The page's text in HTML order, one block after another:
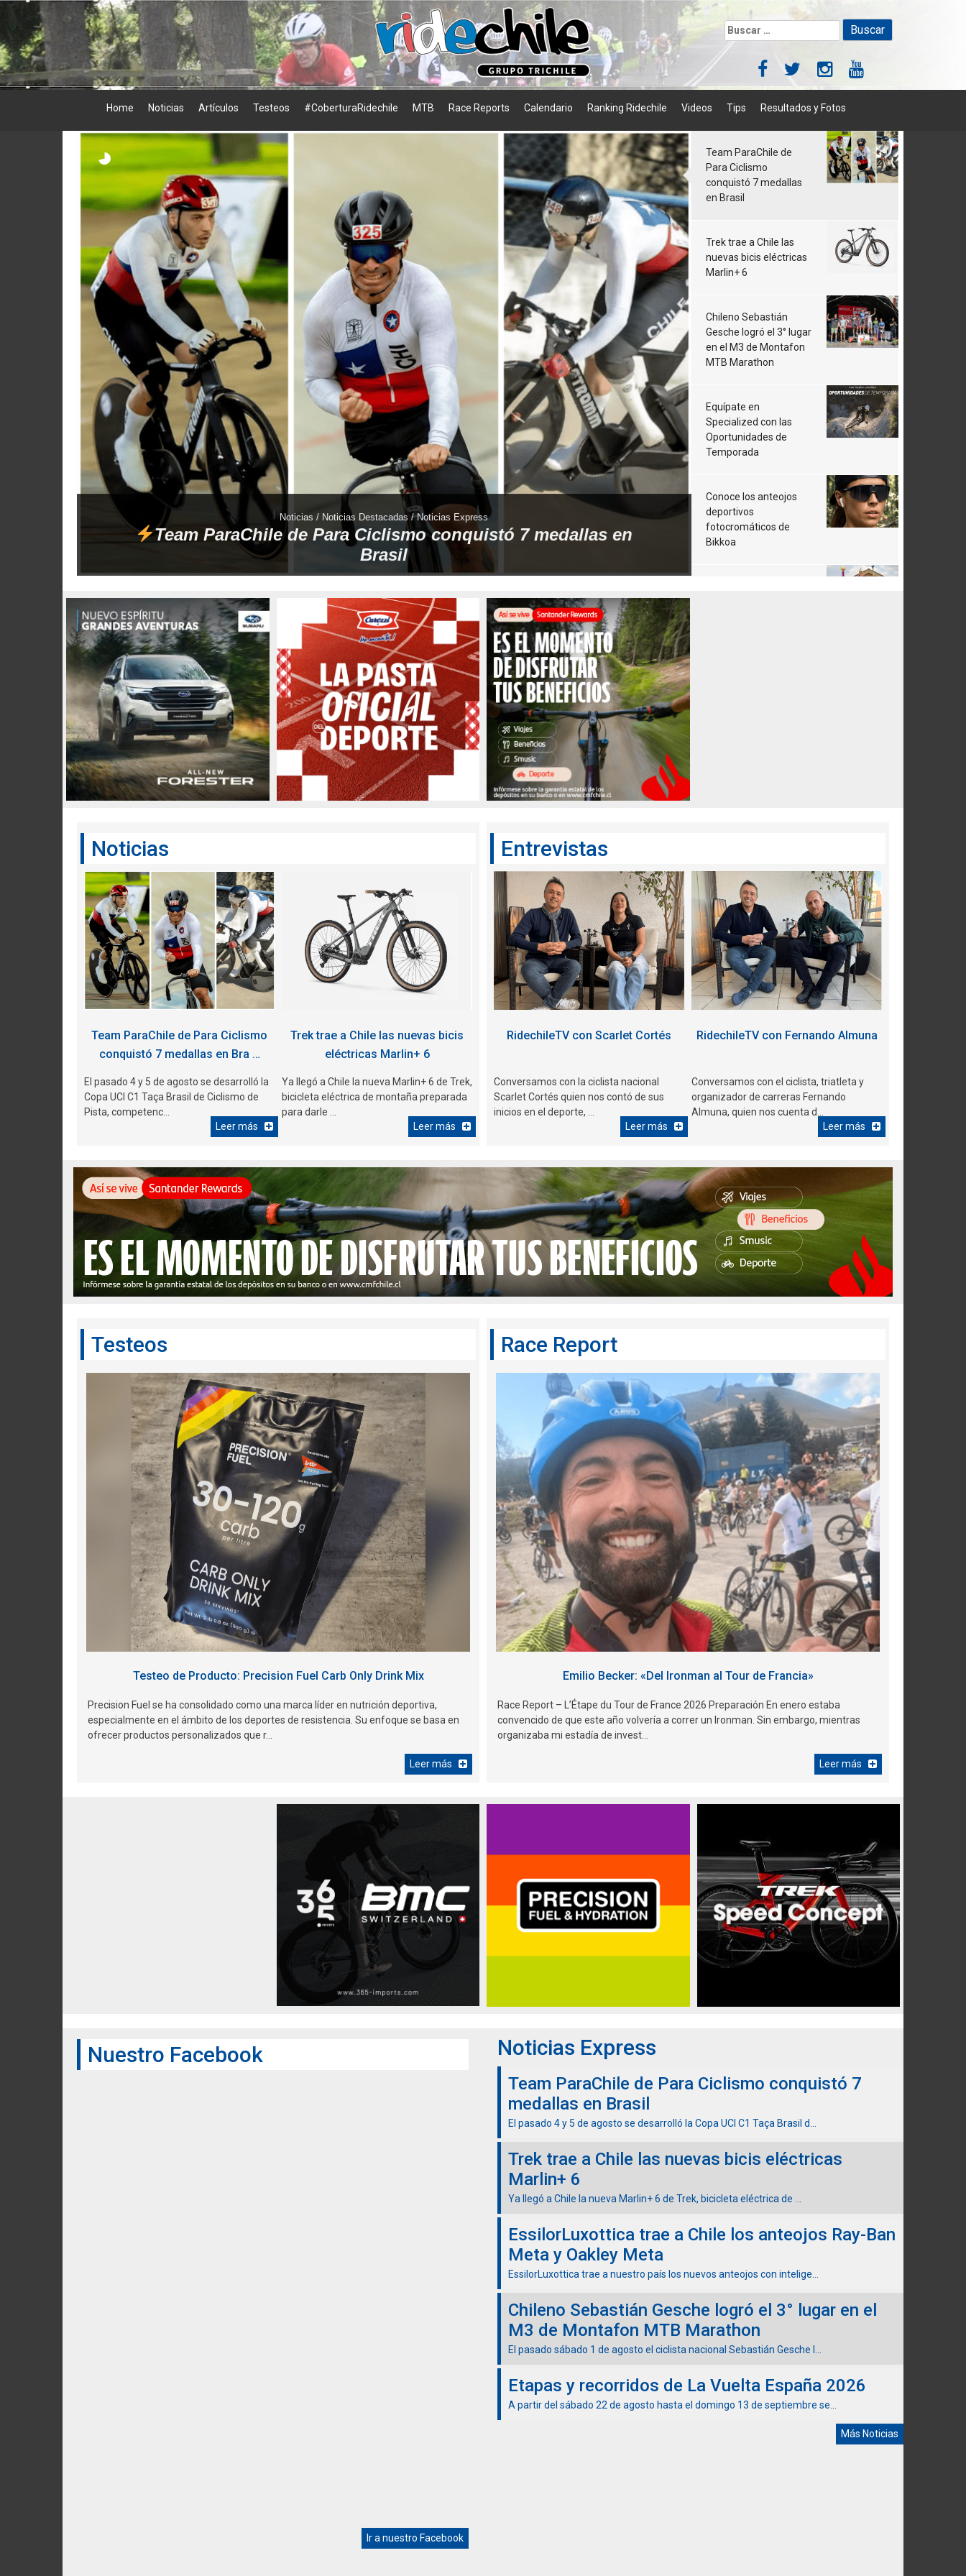
Skip
content
Buscar:
Home Noticias Artículos Testeos #CoberturaRidechile MTB Race Reports Calendario Ranking Ridechile Videos Tips Resultados y Fotos
Noticias / Noticias Destacadas / Noticias Express
Team ParaChile de Para Ciclismo conquistó 7 medallas en
Brasil
Team ParaChile de
Para Ciclismo
conquistó 7 medallas
en Brasil
Trek trae a Chile las
nuevas bicis eléctricas
Marlin+ 6
Chileno Sebastián
Gesche logró el 3° lugar
en el M3 de Montafon
MTB Marathon
Equípate en
Specialized con las
Oportunidades de
Temporada
Conoce los anteojos
deportivos
fotocromáticos de
Bikkoa
Omnium de Estados Unidos 2026
¡Pentacampeón! Tadej Pogačar se
coronó campeón del Tour de Francia
del Tour 2026
Última apertura de inscripciones para
L’Étape Chile by Tour de France 2026
Noticias
Team ParaChile de Para Ciclismo
conquistó 7 medallas en Bra …
El pasado 4 y 5 de agosto se desarrolló la
Copa UCI C1 Taça Brasil de Ciclismo de
Pista, competenc...
Leer más
Trek trae a Chile las nuevas bicis
eléctricas Marlin+ 6
Ya llegó a Chile la nueva Marlin+ 6 de Trek,
bicicleta eléctrica de montaña preparada
para darle ...
Leer más
Entrevistas
RidechileTV con Scarlet Cortés
Conversamos con la ciclista nacional
Scarlet Cortés quien nos contó de sus
inicios en el deporte, ...
Leer más
RidechileTV con Fernando Almuna
Conversamos con el ciclista, triatleta y
organizador de carreras Fernando
Almuna, quien nos cuenta d...
Leer más
Testeos
Testeo de Producto: Precision Fuel Carb Only Drink Mix
Precision Fuel se ha consolidado como una marca líder en nutrición deportiva,
especialmente en el ámbito de los deportes de resistencia. Su enfoque se basa en
ofrecer productos personalizados que r...
Leer más
Race Report
Emilio Becker: «Del Ironman al Tour de Francia»
Race Report – L’Étape du Tour de France 2026 Preparación En enero estaba
convencido de que este año volvería a correr un Ironman. Sin embargo, mientras
organizaba mi estadía de invest...
Leer más
Nuestro Facebook
Ir a nuestro Facebook
Noticias Express
Team ParaChile de Para Ciclismo conquistó 7
medallas en Brasil
El pasado 4 y 5 de agosto se desarrolló la Copa UCI C1 Taça Brasil d...
Trek trae a Chile las nuevas bicis eléctricas
Marlin+ 6
Ya llegó a Chile la nueva Marlin+ 6 de Trek, bicicleta eléctrica de ...
EssilorLuxottica trae a Chile los anteojos Ray-Ban
Meta y Oakley Meta
EssilorLuxottica trae a nuestro país los nuevos anteojos con intelige...
Chileno Sebastián Gesche logró el 3° lugar en el
M3 de Montafon MTB Marathon
El pasado sábado 1 de agosto el ciclista nacional Sebastián Gesche l...
Etapas y recorridos de La Vuelta España 2026
A partir del sábado 22 de agosto hasta el domingo 13 de septiembre se...
Más Noticias